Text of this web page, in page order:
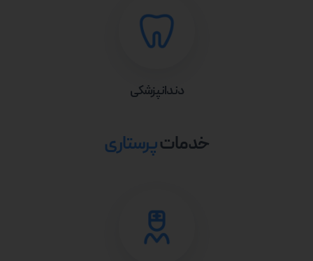
دندانپزشکی
خدماتپرستاری